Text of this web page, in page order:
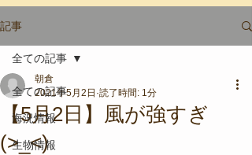
記事
全ての記事
海況情報
生物情報
全ての記事
【5月2日】風が強すぎ
(>_<)
朝倉
2021年5月2日 読了時間: 1分